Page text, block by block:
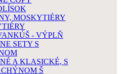
MOSKYTIÉRY
- VÝPLŇ
SETY S
A KLASICKÉ, S
Š